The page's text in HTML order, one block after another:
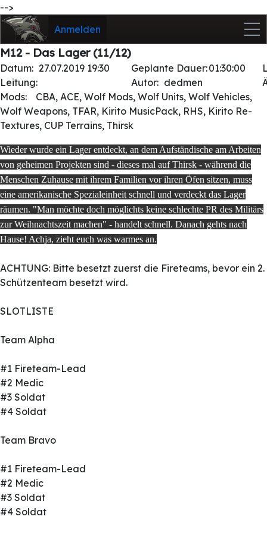
-->
Anmelden
M12 - Das Lager (11/12)
Datum: 27.07.2019 19:30 Geplante Dauer:01:30:00
Leitung: Autor: dedmen
Mods:
CBA, ACE, Wolf Mods, Wolf Units, Wolf Vehicles,
Wolf Weapons, TFAR, Kirito MusicPack, RHS, Kirito Re-
Textures, CUP Terrains, Thirsk
Wieder wurde ein Lager entdeckt, an dem Aufständische am Arbeiten
von geheimen Projekten sind - dieses mal auf Thirsk - während die
Menschen Zuhause mit ihrem Familien vor ihren Öfen sitzen, muss
eine amerikanische Spezialeinheit schnell und verdeckt das Lager
räumen. "Man möchte doch möglichts keine schlechte PR des Militärs
zur Weihnachtszeit machen" - handelt schnell. Danach gehts nach
Hause! Achja, zieht euch was warmes an.
ACHTUNG: Bitte besetzt zuerst die Fireteams, bevor ein 2.
Schützenteam besetzt wird.
SLOTLISTE
Team Alpha
#1 Fireteam-Lead
#2 Medic
#3 Soldat
#4 Soldat
Team Bravo
#1 Fireteam-Lead
#2 Medic
#3 Soldat
#4 Soldat